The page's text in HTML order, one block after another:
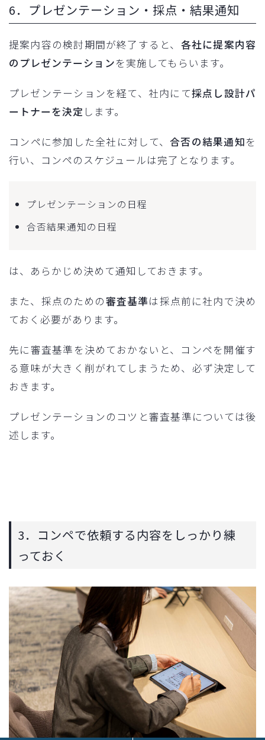
6．プレゼンテーション・採点・結果通知
提案内容の検討期間が終了すると、 各社に提案内容
のプレゼンテーションを実施してもらいます。
プレゼンテーションを経て、社内にて採点し設計パ
ートナーを決定 します。
コンペに参加した全社に対して、合否の結果通知を
行い、コンペのスケジュールは完了となります。
プレゼンテーションの日程
合否結果通知の日程
は、あらかじめ決めて通知しておきます。
また、採点のための審査基準は採点前に社内で決め
ておく必要があります。
先に審査基準を決めておかないと、コンペを開催す
る意味が大きく削がれてしまうため、必ず決定して
おきます。
プレゼンテーションのコツと審査基準については後
述します。
3．コンペで依頼する内容をしっかり練
っておく